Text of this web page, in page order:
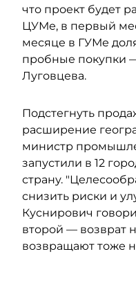
что проект будет
ЦУМе, в первый
месяце в ГУМе
пробные покупки
Луговцева.
Подстегнуть
расширение
министр
запустили в 12
страну.
снизить риски и
Куснирович
второй — возврат
возвращают тоже